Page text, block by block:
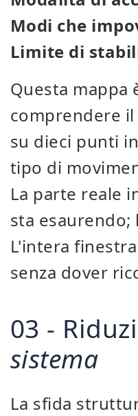
Modi che
Limite di
Questa mappa
comprendere
su dieci punti
tipo di
La parte reale
sta esaurendo;
L'intera
senza dover
03 -
sistema
La sfida